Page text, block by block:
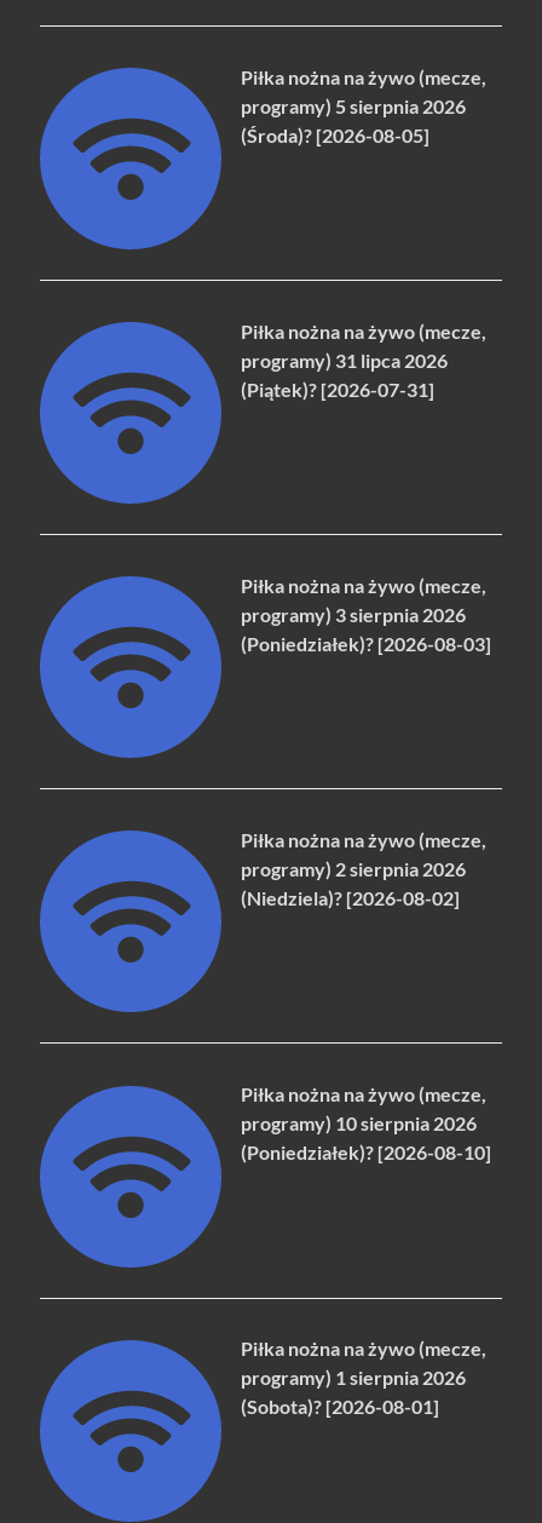
Piłka nożna na żywo (mecze,
programy) 5 sierpnia 2026
(Środa)? [2026-08-05]
Piłka nożna na żywo (mecze,
programy) 31 lipca 2026
(Piątek)? [2026-07-31]
Piłka nożna na żywo (mecze,
programy) 3 sierpnia 2026
(Poniedziałek)? [2026-08-03]
Piłka nożna na żywo (mecze,
programy) 2 sierpnia 2026
(Niedziela)? [2026-08-02]
Piłka nożna na żywo (mecze,
programy) 10 sierpnia 2026
(Poniedziałek)? [2026-08-10]
Piłka nożna na żywo (mecze,
programy) 1 sierpnia 2026
(Sobota)? [2026-08-01]